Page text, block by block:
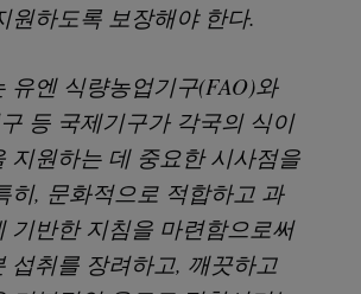
원하도록 보장해야 한다.
유엔 식량농업기구(FAO)와
등 국제기구가 각국의 식이
지원하는 데 중요한 시사점을
히, 문화적으로 적합하고 과
기반한 지침을 마련함으로써
섭취를 장려하고, 깨끗하고